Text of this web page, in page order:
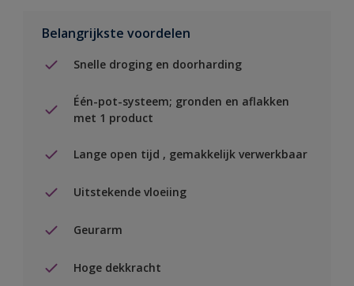
Belangrijkste voordelen
Snelle droging en doorharding
Één-pot-systeem; gronden en aflakken
met 1 product
Lange open tijd , gemakkelijk verwerkbaar
Uitstekende vloeiing
Geurarm
Hoge dekkracht